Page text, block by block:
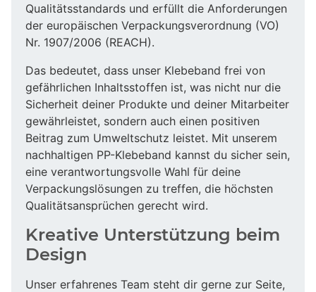
Qualitätsstandards und erfüllt die Anforderungen
der europäischen Verpackungsverordnung (VO)
Nr. 1907/2006 (REACH).
Das bedeutet, dass unser Klebeband frei von
gefährlichen Inhaltsstoffen ist, was nicht nur die
Sicherheit deiner Produkte und deiner Mitarbeiter
gewährleistet, sondern auch einen positiven
Beitrag zum Umweltschutz leistet. Mit unserem
nachhaltigen PP-Klebeband kannst du sicher sein,
eine verantwortungsvolle Wahl für deine
Verpackungslösungen zu treffen, die höchsten
Qualitätsansprüchen gerecht wird.
Kreative Unterstützung beim
Design
Unser erfahrenes Team steht dir gerne zur Seite,